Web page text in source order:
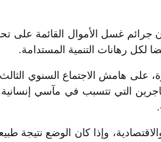
جرائم غسل الأموال القائمة على
لكل رهانات التنمية المستدامة.
على هامش الاجتماع السنوي
التي تتسبب في مآسي إنسانية
وإذا كان الوضع نتيجة